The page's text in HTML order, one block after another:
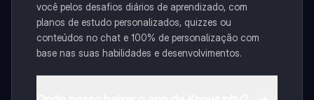
você pelos desafios diários de aprendizado, com
planos de estudo personalizados, quizzes ou
conteúdos no chat e 100% de personalização com
base nas suas habilidades e desenvolvimentos.